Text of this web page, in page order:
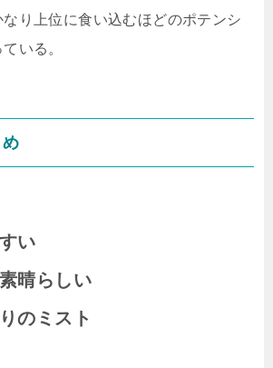
り上位に食い込むほどのポテンシ
いる。
い
晴らしい
のミスト